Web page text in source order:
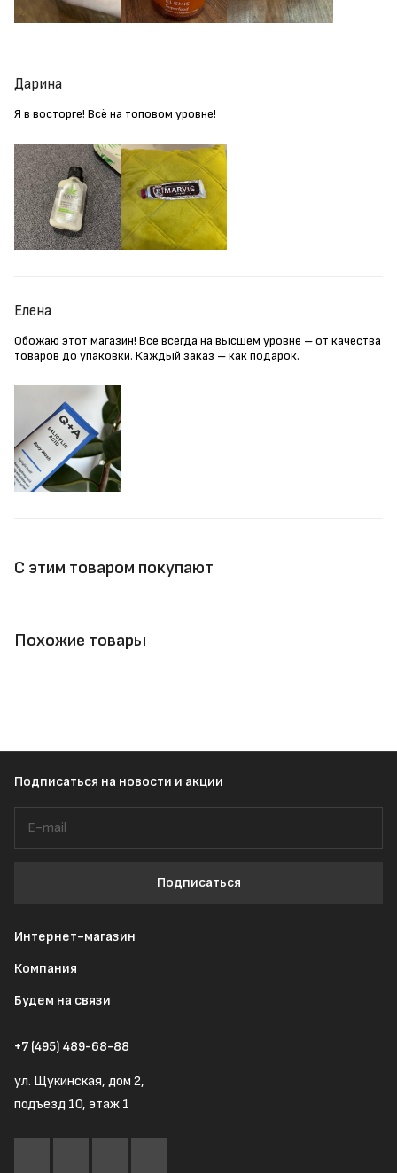
Дарина
Я в восторге! Всё на топовом уровне!
Елена
Обожаю этот магазин! Все всегда на высшем уровне – от качества
товаров до упаковки. Каждый заказ – как подарок.
С этим товаром покупают
Похожие товары
Подписаться на новости и акции
Подписаться
Интернет-магазин
Компания
Будем на связи
+7 (495) 489-68-88
ул. Щукинская, дом 2,
подъезд 10, этаж 1